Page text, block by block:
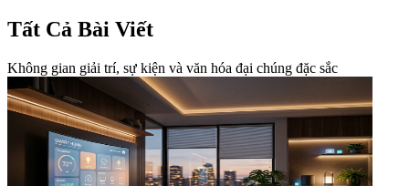
Tất Cả Bài Viết
Không gian giải trí, sự kiện và văn hóa đại chúng đặc sắc